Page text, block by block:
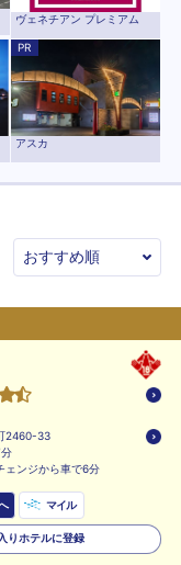
ヴェネチアン プレミアム
PR
アスカ
2460-33
ェンジから車で6分
マイル
りホテルに登録